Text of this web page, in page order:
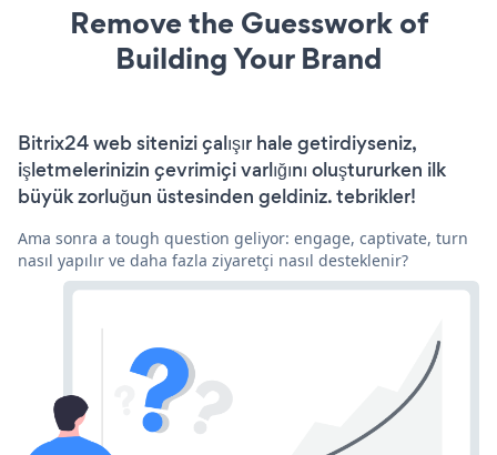
Remove the Guesswork of
Building Your Brand
Bitrix24 web sitenizi çalışır hale getirdiyseniz,
işletmelerinizin çevrimiçi varlığını oluştururken ilk
büyük zorluğun üstesinden geldiniz. tebrikler!
Ama sonra a tough question geliyor: engage, captivate, turn
nasıl yapılır ve daha fazla ziyaretçi nasıl desteklenir?